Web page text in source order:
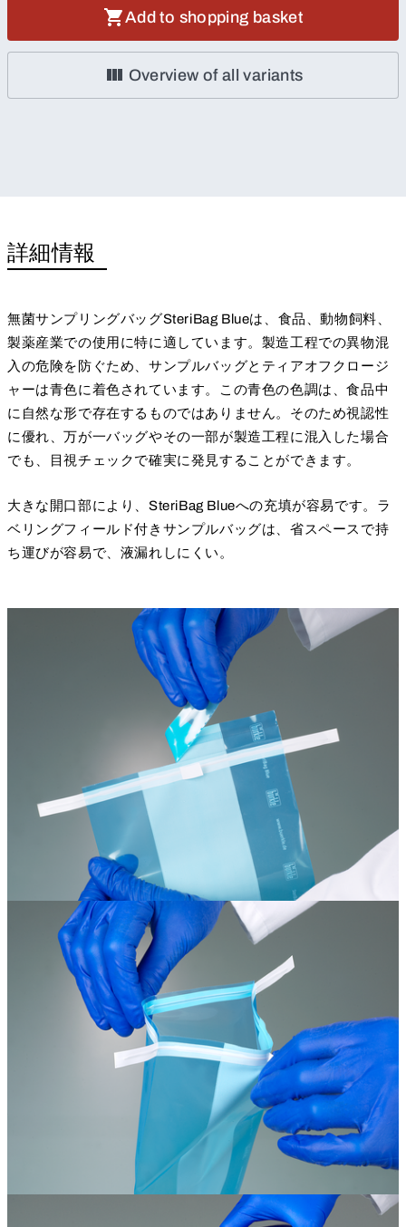
Add to shopping basket
Overview of all variants
詳細情報
無菌サンプリングバッグSteriBag Blueは、食品、動物飼料、
製薬産業での使用に特に適しています。製造工程での異物混
入の危険を防ぐため、サンプルバッグとティアオフクロージ
ャーは青色に着色されています。この青色の色調は、食品中
に自然な形で存在するものではありません。そのため視認性
に優れ、万が一バッグやその一部が製造工程に混入した場合
でも、目視チェックで確実に発見することができます。
大きな開口部により、SteriBag Blueへの充填が容易です。ラ
ベリングフィールド付きサンプルバッグは、省スペースで持
ち運びが容易で、液漏れしにくい。